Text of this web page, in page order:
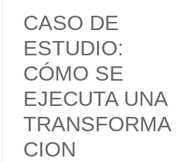
CASO DE
ESTUDIO:
CÓMO SE
EJECUTA UNA
TRANSFORMA
CION